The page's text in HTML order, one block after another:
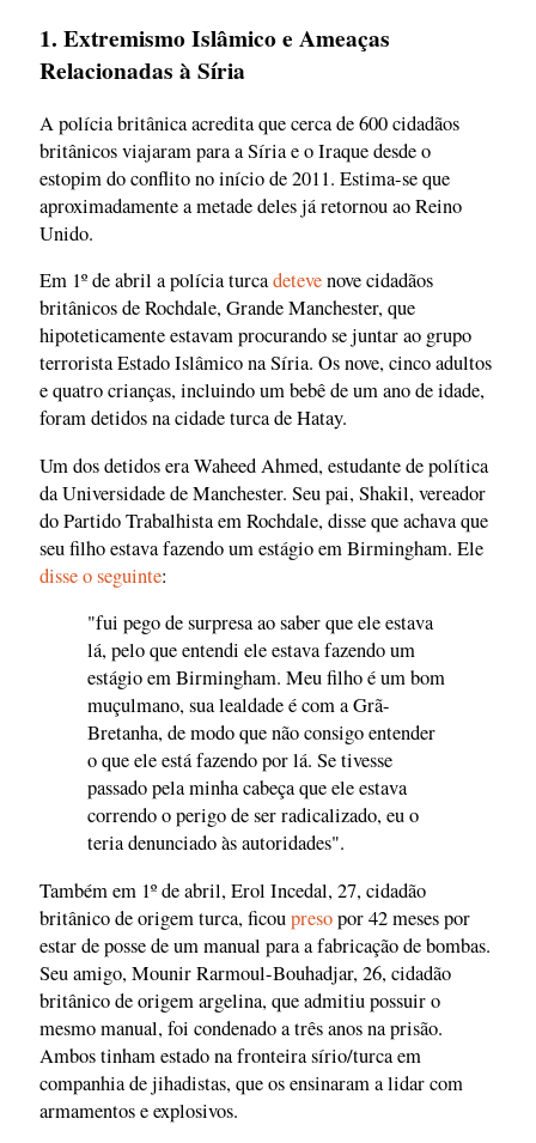
1. Extremismo Islâmico e Ameaças
Relacionadas à Síria
A polícia britânica acredita que cerca de 600 cidadãos
britânicos viajaram para a Síria e o Iraque desde o
estopim do conflito no início de 2011. Estima-se que
aproximadamente a metade deles já retornou ao Reino
Unido.
Em 1º de abril a polícia turcadetevenove cidadãos
britânicos de Rochdale, Grande Manchester, que
hipoteticamente estavam procurando se juntar ao grupo
terrorista Estado Islâmico na Síria. Os nove, cinco adultos
e quatro crianças, incluindo um bebê de um ano de idade,
foram detidos na cidade turca de Hatay.
Um dos detidos era Waheed Ahmed, estudante de política
da Universidade de Manchester. Seu pai, Shakil, vereador
do Partido Trabalhista em Rochdale, disse que achava que
seu filho estava fazendo um estágio em Birmingham. Ele
disse o seguinte:
"fui pego de surpresa ao saber que ele estava
lá, pelo que entendi ele estava fazendo um
estágio em Birmingham. Meu filho é um bom
muçulmano, sua lealdade é com a Grã-
Bretanha, de modo que não consigo entender
o que ele está fazendo por lá. Se tivesse
passado pela minha cabeça que ele estava
correndo o perigo de ser radicalizado, eu o
teria denunciado às autoridades".
Também em 1º de abril, Erol Incedal, 27, cidadão
britânico de origem turca, ficoupresopor 42 meses por
estar de posse de um manual para a fabricação de bombas.
Seu amigo, Mounir Rarmoul-Bouhadjar, 26, cidadão
britânico de origem argelina, que admitiu possuir o
mesmo manual, foi condenado a três anos na prisão.
Ambos tinham estado na fronteira sírio/turca em
companhia de jihadistas, que os ensinaram a lidar com
armamentos e explosivos.